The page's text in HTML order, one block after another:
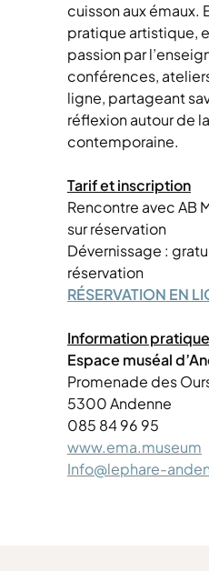
cuisson aux émaux.
pratique artistique,
passion par
conférences,
ligne, partageant
réflexion autour de
contemporaine.
Tarif et inscription
Rencontre avec AB
sur réservation
Dévernissage :
réservation
RÉSERVATION EN
Information pratique
Espace muséal
Promenade des
5300 Andenne
085 84 96 95
www.ema.museum
Info@lephare-